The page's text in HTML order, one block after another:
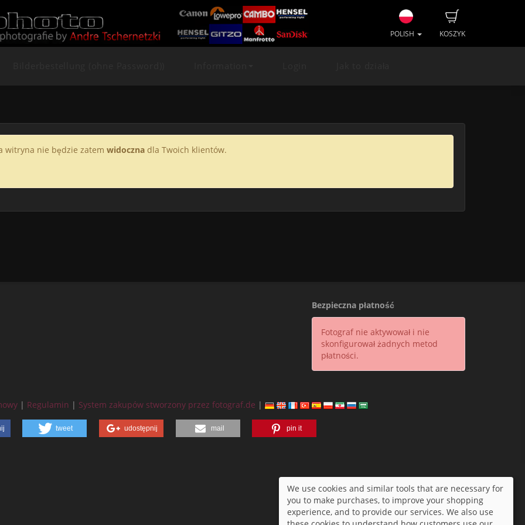
KOSZYK
POLISH
witryna nie będzie zatem widoczna dla Twoich klientów.
Bezpieczna płatność
Fotograf nie aktywował i nie
skonfigurował żadnych metod
płatności.
| Regulamin | System zakupów stworzony przez fotograf.de |
tweet udostępnij mail pin it
We use cookies and similar tools that are necessary for
you to make purchases, to improve your shopping
experience, and to provide our services. We also use